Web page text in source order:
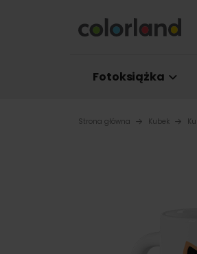
Fotoksiążka
Strona główna Kubek